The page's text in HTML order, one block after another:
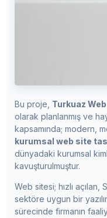
Bu proje, Turkuaz Web
olarak planlanmış ve
kapsamında; modern,
kurumsal web site
dünyadaki kurumsal
kavuşturulmuştur.
Web sitesi; hızlı
sektöre uygun bir
sürecinde firmanın